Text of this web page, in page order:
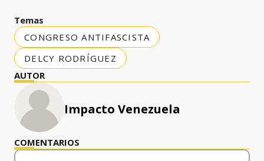
Temas
CONGRESO ANTIFASCISTA
DELCY RODRÍGUEZ
AUTOR
Impacto Venezuela
COMENTARIOS